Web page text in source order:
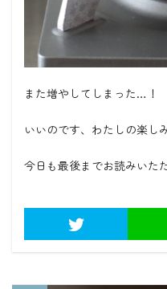
また増やしてしまった…！
いいのです、わたしの楽し
今日も最後までお読みいた